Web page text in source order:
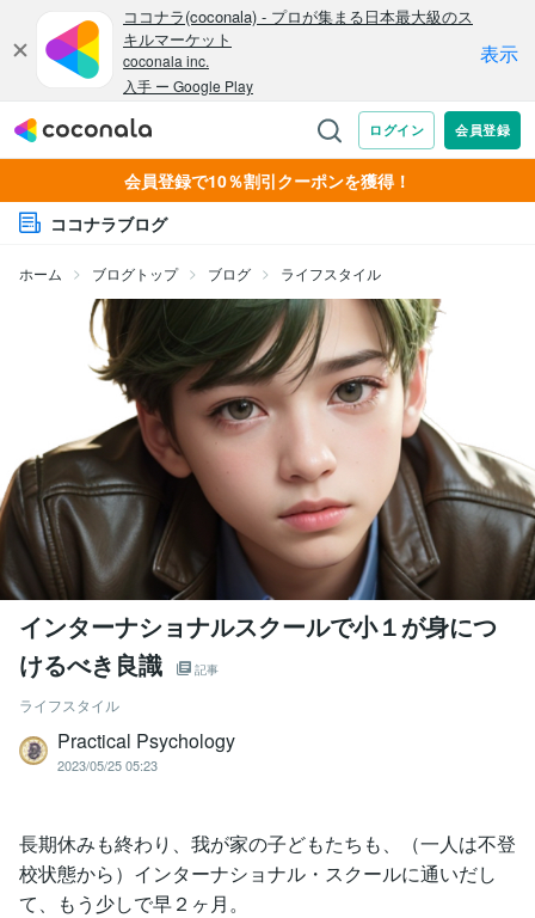
会員登録で10％割引クーポンを獲得！
ココナラブログ
ホーム ブログトップ ブログ ライフスタイル
インターナショナルスクールで小１が身につ
けるべき良識
記事
ライフスタイル
Practical Psychology
2023/05/25 05:23
長期休みも終わり、我が家の子どもたちも、（一人は不登
校状態から）インターナショナル・スクールに通いだし
て、もう少しで早２ヶ月。